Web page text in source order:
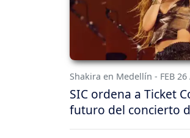
Shakira en Medellín - FEB 26
SIC ordena a Ticket
futuro del concierto